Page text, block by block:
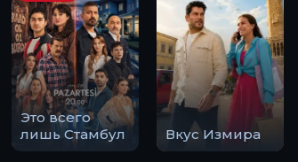
Это всего
лишь Стамбул
Вкус Измира